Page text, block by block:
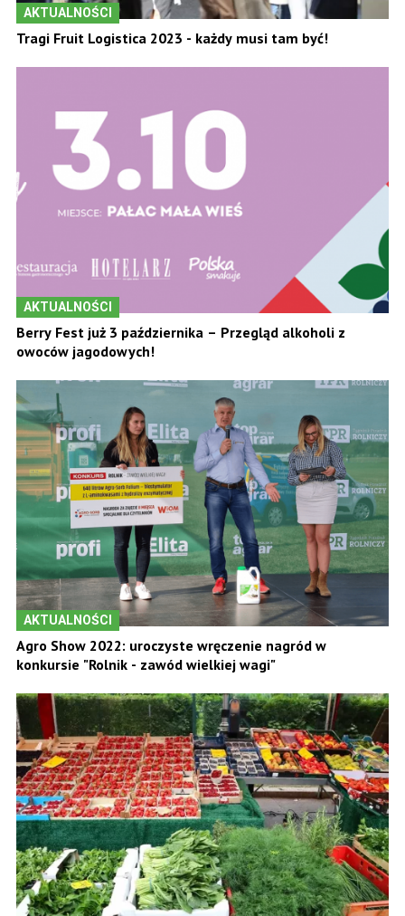
AKTUALNOŚCI
Tragi Fruit Logistica 2023 - każdy musi tam być!
AKTUALNOŚCI
Berry Fest już 3 października – Przegląd alkoholi z
owoców jagodowych!
AKTUALNOŚCI
Agro Show 2022: uroczyste wręczenie nagród w
konkursie "Rolnik - zawód wielkiej wagi"